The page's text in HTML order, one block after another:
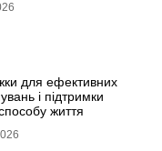
для ефективних
і підтримки
життя